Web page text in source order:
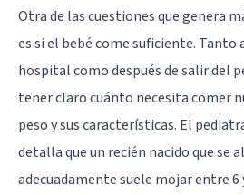
Otra de las cuestiones que genera
es si el bebé come suficiente. Tanto
hospital como después de salir del
tener claro cuánto necesita comer
peso y sus características. El
detalla que un recién nacido que se
adecuadamente suele mojar entre 6